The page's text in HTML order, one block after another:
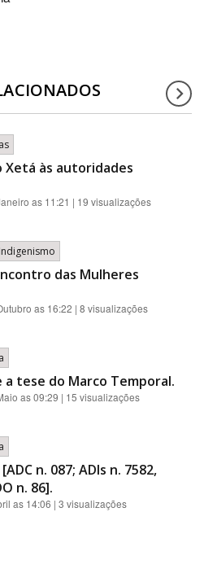
Xetá às autoridades
as 11:21 | 19 visualizações
das Mulheres
as 16:22 | 8 visualizações
a tese do Marco Temporal.
as 09:29 | 15 visualizações
n. 087; ADIs n. 7582,
n. 86].
as 14:06 | 3 visualizações